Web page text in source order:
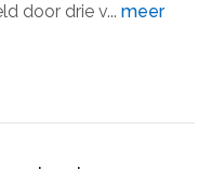
door drie v...meer